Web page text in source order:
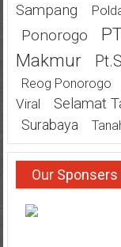
Sampang
Ponorogo
Makmur
Reog Ponorogo
Viral
Selamat
Surabaya
Our Sponsers